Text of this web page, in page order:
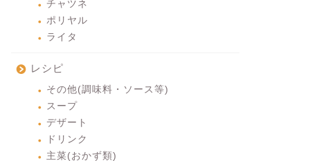
チャツネ
ポリヤル
ライタ
レシピ
その他(調味料・ソース等)
スープ
デザート
ドリンク
主菜(おかず類)